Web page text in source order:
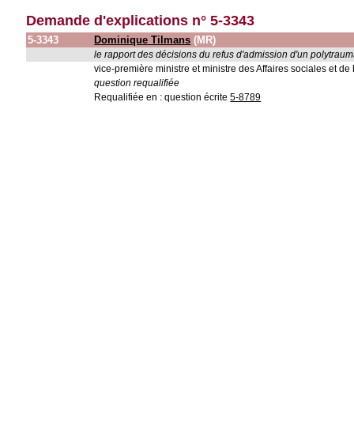
Demande d'explications n° 5-3343
5-3343 Dominique Tilmans (MR)
le rapport des décisions du refus d'admission d'un
vice-première ministre et ministre des Affaires sociales et
question requalifiée
Requalifiée en : question écrite5-8789